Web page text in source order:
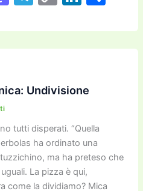
st
o
o
e
gr
m
p
y
n
k
e
n
n
di
Undivisione
tutti disperati. “Quella
ha ordinato una
ma ha preteso che
La pizza è qui,
come la dividiamo? Mica